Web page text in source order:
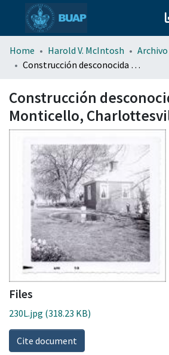
menu.section.about_menu
Home Harold V. McIntosh
Construcción desconocida en Monticello, Charlottesville, Virginia
Construcción
Monticello,
Files
230L.jpg (318.23 KB)
Cite document